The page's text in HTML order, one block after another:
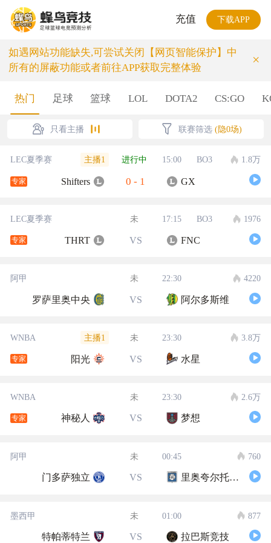
充值 下载APP
如遇网站功能缺失,可尝试关闭【网页智能保护】中
所有的屏蔽功能或者前往APP获取完整体验
×
热门 足球 篮球 LOL DOTA2 CS:GO
只看主播 联赛筛选 (隐0场)
LEC夏季赛 主播1 进行中 15:00 BO3 1.8万
专家 Shifters 0 - 1 GX
LEC夏季赛 未 17:15 BO3 1976
专家 THRT VS FNC
阿甲 未 22:30 4220
罗萨里奥中央 VS 阿尔多斯维
WNBA 主播1 未 23:30 3.8万
专家 阳光 VS 水星
WNBA 未 23:30 2.6万
专家 神秘人 VS 梦想
阿甲 未 00:45 760
门多萨独立 VS 里奥夸尔托学生队
墨西甲 未 01:00 877
特帕蒂特兰 VS 拉巴斯竞技